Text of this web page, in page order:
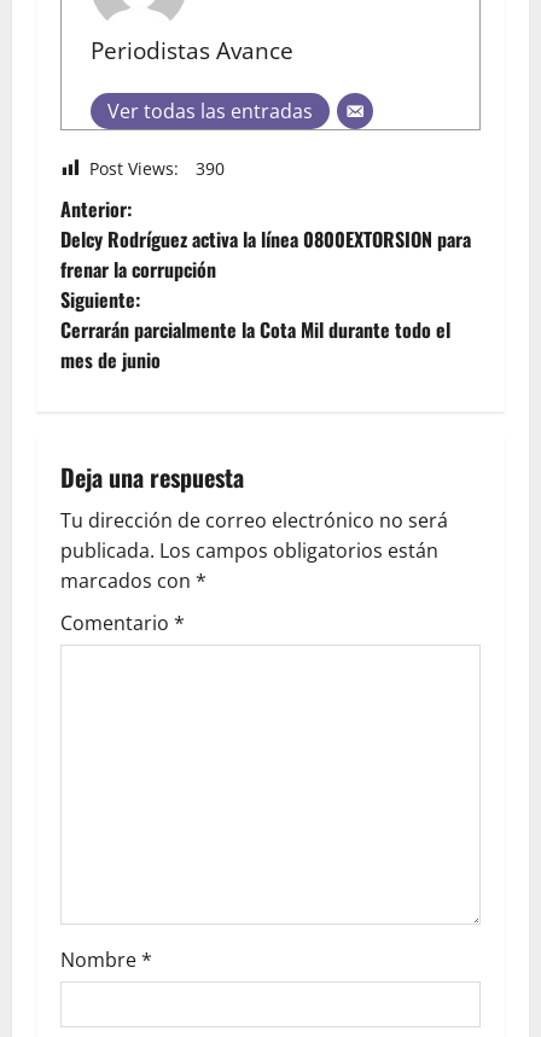
Periodistas Avance
Ver todas las entradas
Post Views: 390
Anterior:
Delcy Rodríguez activa la línea 0800EXTORSION para
frenar la corrupción
Siguiente:
Cerrarán parcialmente la Cota Mil durante todo el
mes de junio
Deja una respuesta
Tu dirección de correo electrónico no será
publicada. Los campos obligatorios están
marcados con *
Comentario *
Nombre*